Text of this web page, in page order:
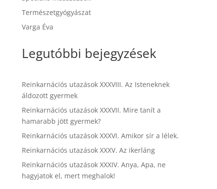
Természetgyógyászat
Varga Éva
Legutóbbi bejegyzések
Reinkarnációs utazások XXXVIII. Az Isteneknek
áldozott gyermek
Reinkarnációs utazások XXXVII. Mire tanít a
hamarabb jött gyermek?
Reinkarnációs utazások XXXVI. Amikor sír a lélek.
Reinkarnációs utazások XXXV. Az ikerláng
Reinkarnációs utazások XXXIV. Anya, Apa, ne
hagyjatok el, mert meghalok!